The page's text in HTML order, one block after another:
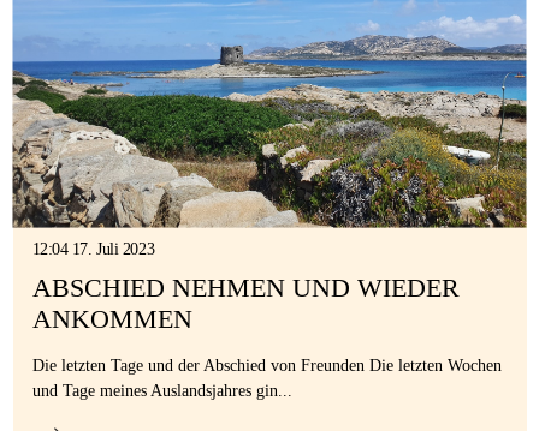
12:04 17. Juli 2023
ABSCHIED NEHMEN UND WIEDER
ANKOMMEN
Die letzten Tage und der Abschied von Freunden Die letzten Wochen
und Tage meines Auslandsjahres gin...